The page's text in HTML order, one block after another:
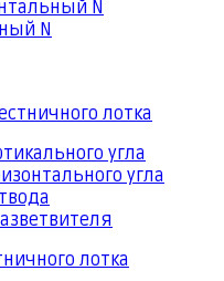
N
N
лотка
угла
угла
лотка